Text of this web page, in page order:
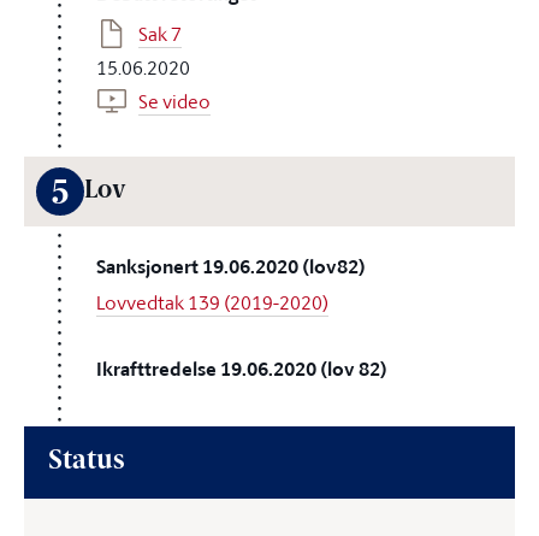
Sak 7
15.06.2020
Se video
5 Lov
Sanksjonert 19.06.2020 (lov82)
Lovvedtak 139 (2019-2020)
Ikrafttredelse 19.06.2020 (lov 82)
Status